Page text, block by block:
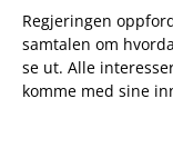
Regjeringen
samtalen om
se ut. Alle
komme med sine